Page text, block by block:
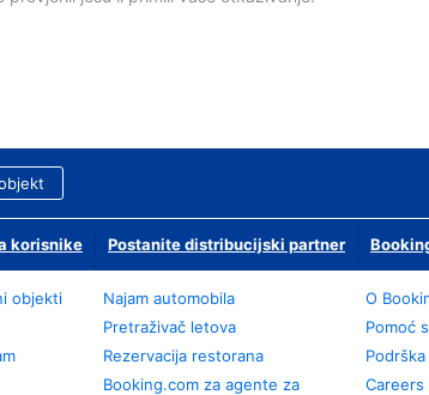
korisnike Postanite distribucijski partner
objekti
Najam automobila
Pretraživač letova
Rezervacija restorana
Booking.com za agente za
O
Pomoć
Careers